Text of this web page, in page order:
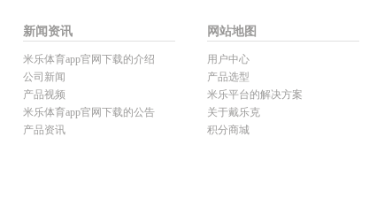
新闻资讯
米乐体育app官网下载的介绍
公司新闻
产品视频
米乐体育app官网下载的公告
产品资讯
网站地图
用户中心
产品选型
米乐平台的解决方案
关于戴乐克
积分商城